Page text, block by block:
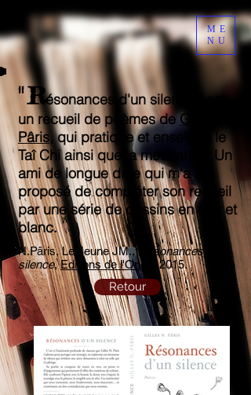
ME
NU
"Résonances d'un silence " est
un recueil de poèmes deGilles N.
Pâris, qui pratique et enseigne le
Taî Chi ainsi que la méditation. Un
ami de longue date qui m'a
proposé de compléter son recueil
par une série de dessins en noir et
blanc.
N.Pâris, Le Jeune JM.,Résonances d'un
silence,Editions de l'Onde , 2015.
Retour